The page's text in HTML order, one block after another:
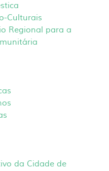
Culturais
Regional para a
da Cidade de